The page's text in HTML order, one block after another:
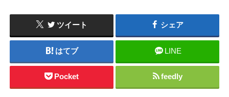
ツイート シェア
はてブ LINE
Pocket feedly